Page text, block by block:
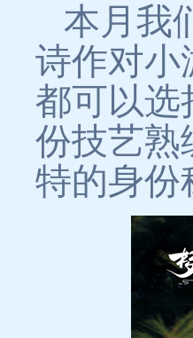
本月我
诗作对小
都可以选
份技艺熟
特的身份